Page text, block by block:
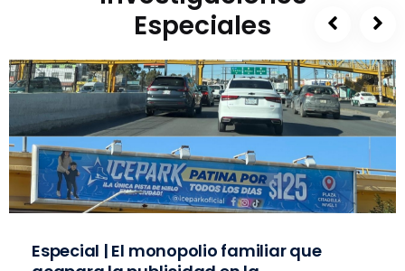
Especiales
Especial | El monopolio familiar que